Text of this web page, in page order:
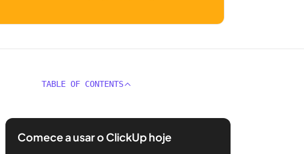
TABLE OF CONTENTS
Comece a usar o ClickUp hoje